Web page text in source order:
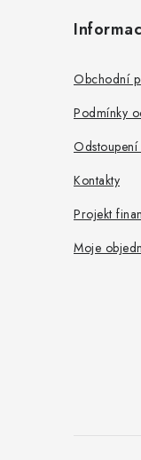
Obchodní
Podmínky
Kontakty
Projekt
Moje